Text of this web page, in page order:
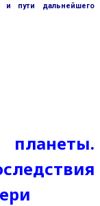
и пути дальнейшего